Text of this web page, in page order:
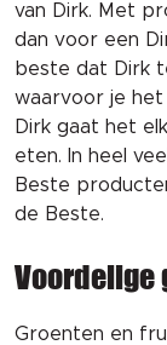
van Dirk. Met
dan voor een
beste dat Dirk
waarvoor je het
Dirk gaat het
eten. In heel
Beste
de Beste.
Voordelige
Groenten en